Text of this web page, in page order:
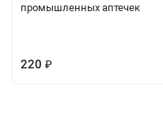
промышленных аптечек
220 ₽